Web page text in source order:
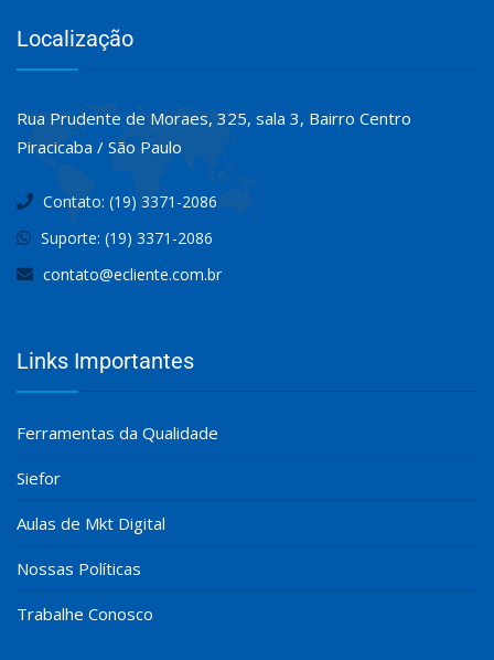
Localização
Rua Prudente de Moraes, 325, sala 3, Bairro Centro
Piracicaba / São Paulo
Contato: (19) 3371-2086
Suporte: (19) 3371-2086
contato@ecliente.com.br
Links Importantes
Ferramentas da Qualidade
Siefor
Aulas de Mkt Digital
Nossas Políticas
Trabalhe Conosco